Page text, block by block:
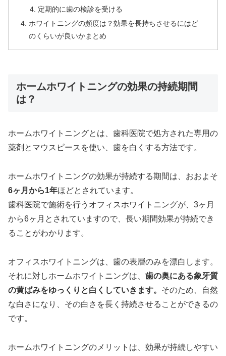
定期的に歯の検診を受ける
ホワイトニングの頻度は？効果を長持ちさせるにはど
のくらいが良いかまとめ
ホームホワイトニングの効果の持続期間
は？
ホームホワイトニングとは、歯科医院で処方された専用の
薬剤とマウスピースを使い、歯を白くする方法です。
ホームホワイトニングの効果が持続する期間は、おおよそ
6ヶ月から1年ほどとされています。
歯科医院で施術を行うオフィスホワイトニングが、3ヶ月
から6ヶ月とされていますので、長い期間効果が持続でき
ることがわかります。
オフィスホワイトニングは、歯の表層のみを漂白します。
それに対しホームホワイトニングは、 歯の奥にある象牙質
の黄ばみをゆっくりと白くしていきます。 そのため、自然
な白さになり、その白さを長く持続させることができるの
です。
ホームホワイトニングのメリットは、効果が持続しやすい